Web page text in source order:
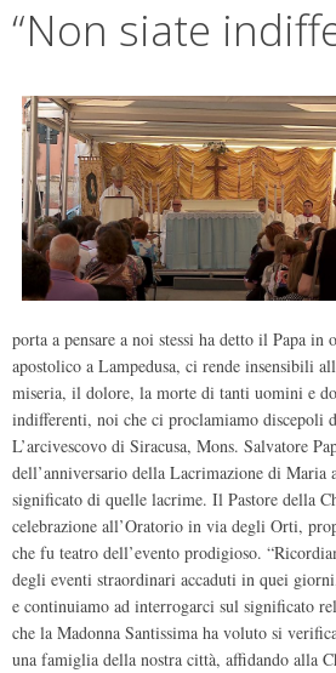
“Non siate
porta a pensare a noi stessi ha detto il Papa in
apostolico a Lampedusa, ci rende insensibili
miseria, il dolore, la morte di tanti uomini e
indifferenti, noi che ci proclamiamo discepoli
L’arcivescovo di Siracusa, Mons. Salvatore
dell’anniversario della Lacrimazione di Maria
significato di quelle lacrime. Il Pastore della
celebrazione all’Oratorio in via degli Orti,
che fu teatro dell’evento prodigioso.
degli eventi straordinari accaduti in quei
e continuiamo ad interrogarci sul significato
che la Madonna Santissima ha voluto si
una famiglia della nostra città, affidando alla